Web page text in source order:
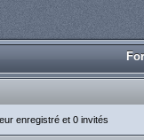
enregistré et 0 invités